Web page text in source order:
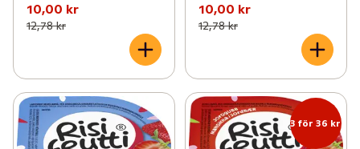
10,00 kr
12,78 kr
10,00 kr
12,78 kr
3 för 36 kr